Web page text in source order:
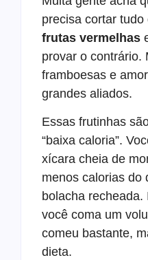
precisa cortar
frutas vermelhas
provar o contrário.
framboesas e
grandes aliados.
Essas frutinhas
“baixa caloria”.
xícara cheia de
menos calorias do
bolacha
você coma um
comeu bastante,
dieta.